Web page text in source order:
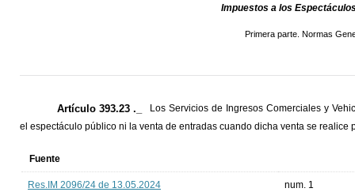
Impuestos a los
Primera parte. Normas
Artículo 393.23 ._
Los Servicios de Ingresos Comerciales y
el espectáculo público ni la venta de entradas cuando dicha venta se realice
Fuente
Res.IM 2096/24 de 13.05.2024 num. 1